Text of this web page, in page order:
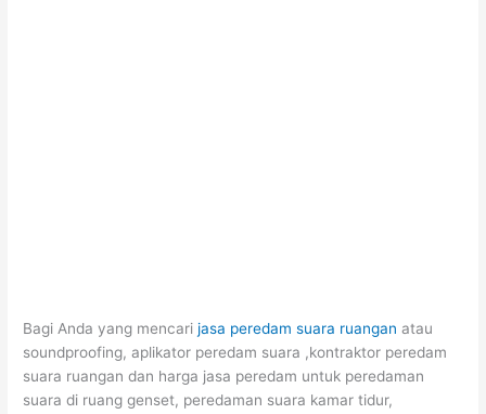
Bagi Anda yang mencarijasa peredam suara ruangan atau
soundproofing, aplikator peredam suara ,kontraktor peredam
suara ruangan dan harga jasa peredam untuk peredaman
suara di ruang genset, peredaman suara kamar tidur,